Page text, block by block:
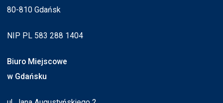
80-810 Gdańsk
NIP PL 583 288 1404
Biuro Miejscowe
w Gdańsku